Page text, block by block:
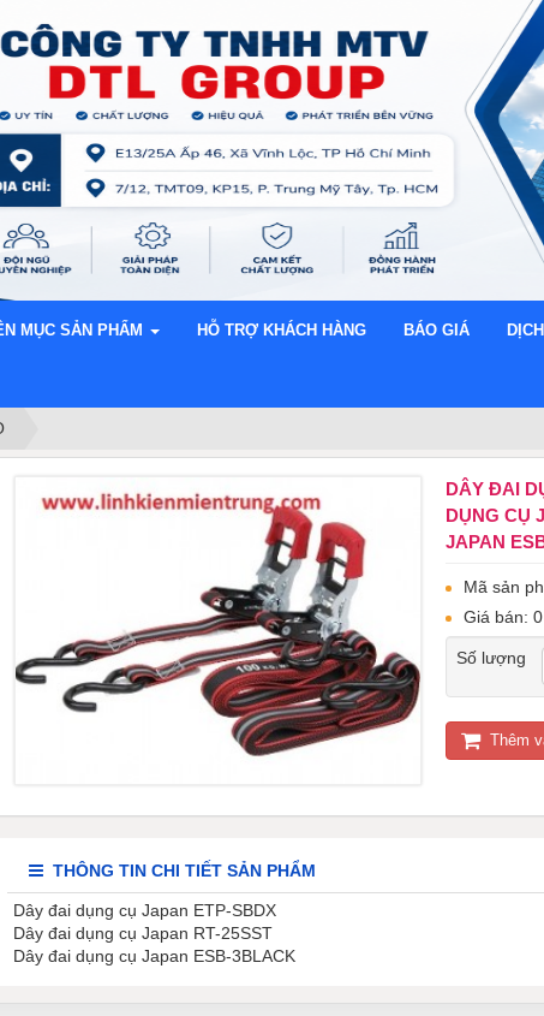
MỤC SẢN PHẨM HỖ TRỢ KHÁCH HÀNG BÁO GIÁ
DÂY ĐAI
DỤNG CỤ
JAPAN
Mã sản
Giá bán:
Số lượng
Thêm
THÔNG TIN CHI TIẾT SẢN PHẨM
Dây đai dụng cụ Japan ETP-SBDX
Dây đai dụng cụ Japan RT-25SST
Dây đai dụng cụ Japan ESB-3BLACK